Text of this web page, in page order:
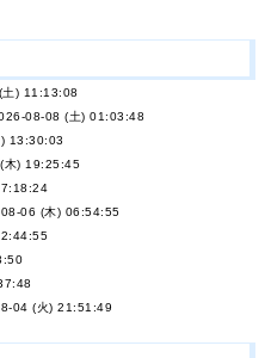
) 11:13:08
08-08 (土) 01:03:48
13:30:03
木) 19:25:45
06 (木) 06:54:55
04 (火) 21:51:49